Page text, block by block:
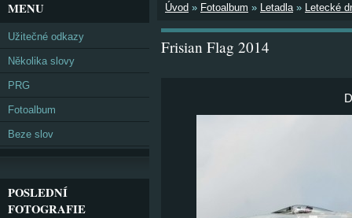
Úvod » Fotoalbum » Letadla» Letecké
Frisian Flag 2014
MENU
Užitečné odkazy
Několika slovy
PRG
Fotoalbum
Beze slov
POSLEDNÍ
FOTOGRAFIE